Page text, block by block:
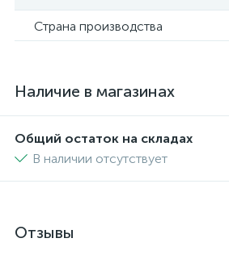
Страна производства
Наличие в магазинах
Общий остаток на складах
В наличии отсутствует
Отзывы